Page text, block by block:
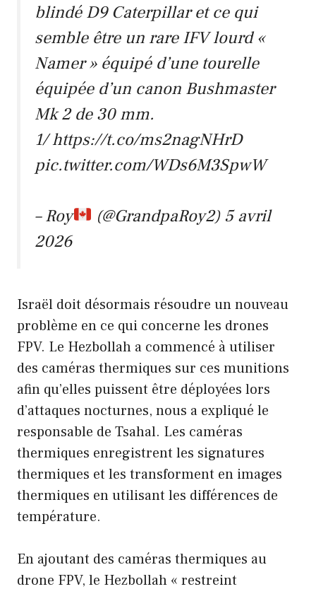
blindé D9 Caterpillar et ce qui
semble être un rare IFV lourd «
Namer » équipé d’une tourelle
équipée d’un canon Bushmaster
Mk 2 de 30 mm.
1/ https://t.co/ms2nagNHrD
pic.twitter.com/WDs6M3SpwW
– Roy (@GrandpaRoy2)5 avril
2026
Israël doit désormais résoudre un nouveau
problème en ce qui concerne les drones
FPV. Le Hezbollah a commencé à utiliser
des caméras thermiques sur ces munitions
afin qu’elles puissent être déployées lors
d’attaques nocturnes, nous a expliqué le
responsable de Tsahal. Les caméras
thermiques enregistrent les signatures
thermiques et les transforment en images
thermiques en utilisant les différences de
température.
En ajoutant des caméras thermiques au
drone FPV, le Hezbollah « restreint